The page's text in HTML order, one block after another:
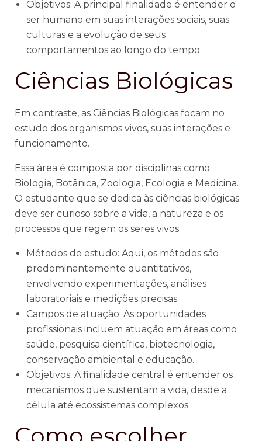
Objetivos: A principal finalidade é entender o
ser humano em suas interações sociais, suas
culturas e a evolução de seus
comportamentos ao longo do tempo.
Ciências Biológicas
Em contraste, as Ciências Biológicas focam no
estudo dos organismos vivos, suas interações e
funcionamento.
Essa área é composta por disciplinas como
Biologia, Botânica, Zoologia, Ecologia e Medicina.
O estudante que se dedica às ciências biológicas
deve ser curioso sobre a vida, a natureza e os
processos que regem os seres vivos.
Métodos de estudo: Aqui, os métodos são
predominantemente quantitativos,
envolvendo experimentações, análises
laboratoriais e medições precisas.
Campos de atuação: As oportunidades
profissionais incluem atuação em áreas como
saúde, pesquisa científica, biotecnologia,
conservação ambiental e educação.
Objetivos: A finalidade central é entender os
mecanismos que sustentam a vida, desde a
célula até ecossistemas complexos.